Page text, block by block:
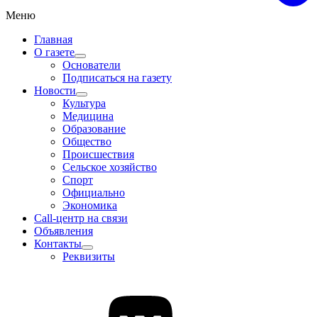
Меню
Главная
О газете
Основатели
Подписаться на газету
Новости
Культура
Медицина
Образование
Общество
Происшествия
Сельское хозяйство
Спорт
Официально
Экономика
Call-центр на связи
Объявления
Контакты
Реквизиты